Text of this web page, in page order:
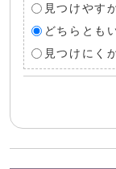
見つけやす
どちらとも
見つけにく